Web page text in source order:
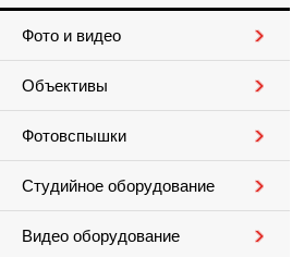
Фото и видео
Объективы
Фотовспышки
Студийное оборудование
Видео оборудование